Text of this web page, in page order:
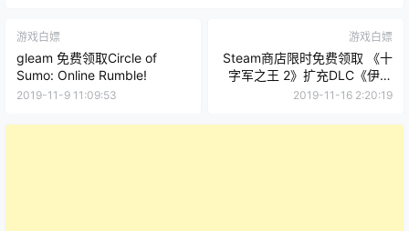
游戏白嫖
gleam 免费领取Circle of
Sumo: Online Rumble!
2019-11-9 11:09:53
游戏白嫖
Steam商店限时免费领取 《十
字军之王 2》扩充DLC《伊斯
兰之剑》
2019-11-16 2:20:19